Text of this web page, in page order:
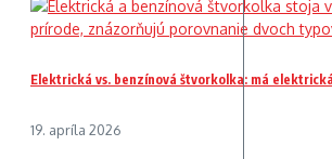
Elektrická vs. benzínová štvorkolka: má
19. apríla 2026